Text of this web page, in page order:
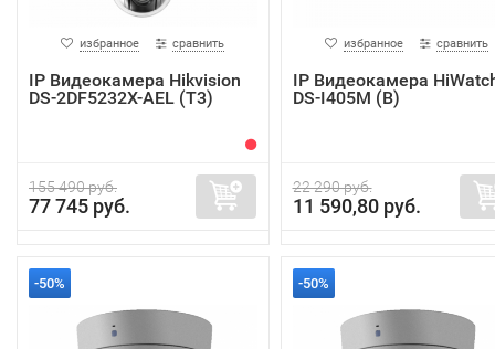
избранное сравнить
IP Видеокамера Hikvision
DS-2DF5232X-AEL (T3)
155 490 руб.
77 745 руб.
избранное сравнить
IP Видеокамера
DS-I405M (B)
22 290 руб.
11 590,80 руб.
-50% -50%